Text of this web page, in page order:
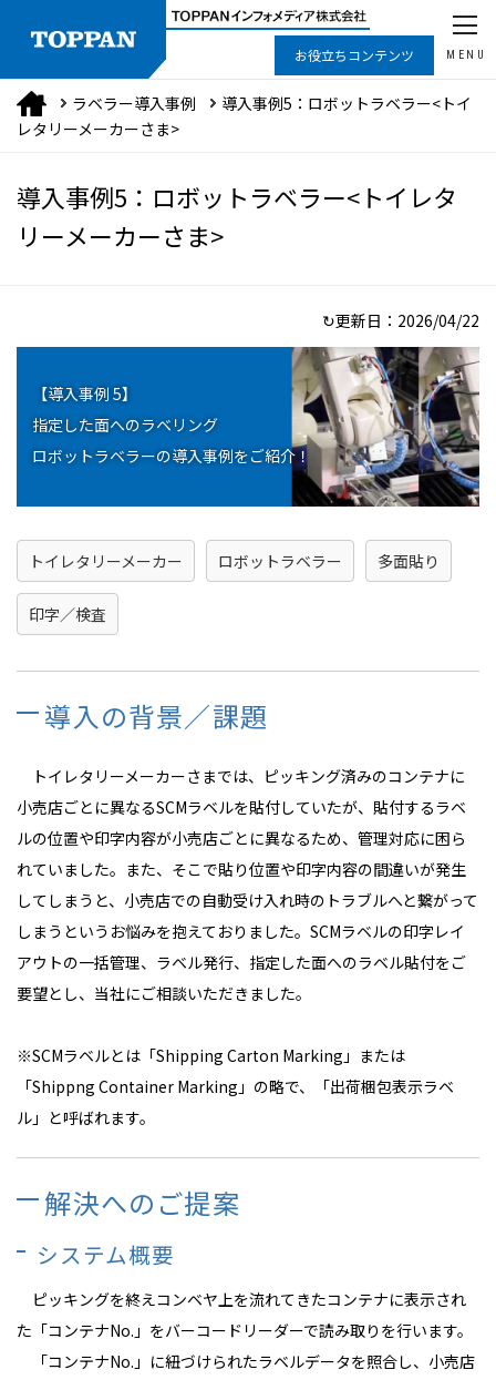
お役立ちコンテンツ MENU
ラベラー導入事例
導入事例5：ロボットラベラー<トイ
レタリーメーカーさま>
導入事例5：ロボットラベラー<トイレタ
リーメーカーさま>
↻更新日： 2026/04/22
【導入事例 5】
指定した面へのラベリング
ロボットラベラーの導入事例をご紹介！
トイレタリーメーカー ロボットラベラー 多面貼り
印字／検査
導入の背景／課題
トイレタリーメーカーさまでは、ピッキング済みのコンテナに
小売店ごとに異なるSCMラベルを貼付していたが、貼付するラベ
ルの位置や印字内容が小売店ごとに異なるため、管理対応に困ら
れていました。また、そこで貼り位置や印字内容の間違いが発生
してしまうと、小売店での自動受け入れ時のトラブルへと繋がって
しまうというお悩みを抱えておりました。SCMラベルの印字レイ
アウトの一括管理、ラベル発行、指定した面へのラベル貼付をご
要望とし、当社にご相談いただきました。
※SCMラベルとは「Shipping Carton Marking」または
「Shippng Container Marking」の略で、「出荷梱包表示ラベ
ル」と呼ばれます。
解決へのご提案
システム概要
ピッキングを終えコンベヤ上を流れてきたコンテナに表示され
た「コンテナNo.」をバーコードリーダーで読み取りを行います。
「コンテナNo.」に紐づけられたラベルデータを照合し、小売店